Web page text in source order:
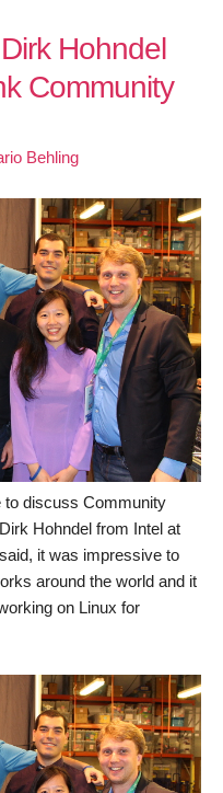
beim
Summer
Hohndel
Community
Behling
to discuss Community
Hohndel from Intel at
it was impressive to
around the world and it
on Linux for